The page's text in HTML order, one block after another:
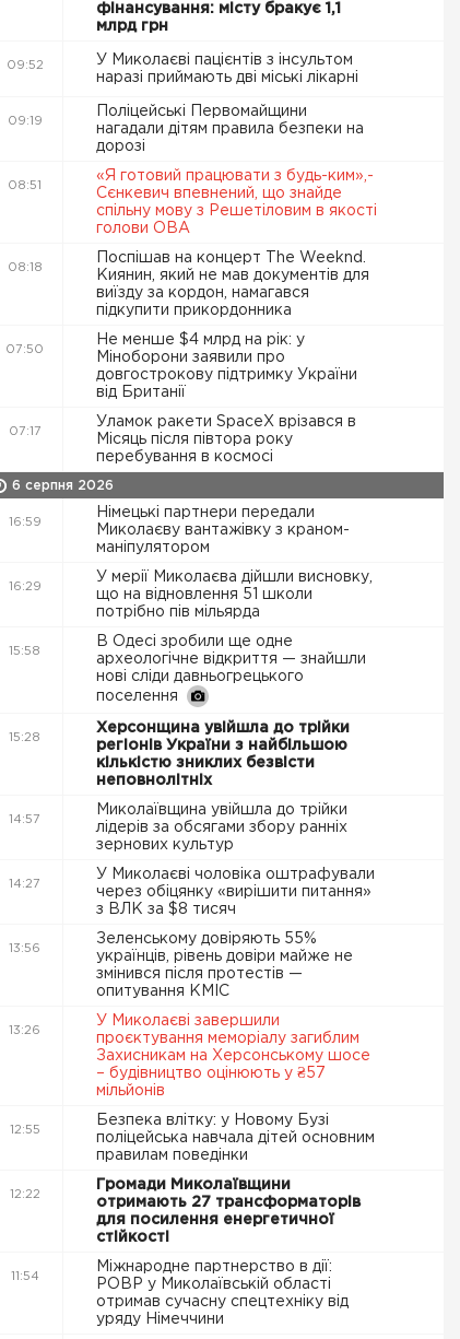
фінансування: місту бракує 1,1
млрд грн
09:52
У Миколаєві пацієнтів з інсультом
наразі приймають дві міські лікарні
09:19
Поліцейські Первомайщини
нагадали дітям правила безпеки на
дорозі
08:51
«Я готовий працювати з будь-ким»,-
Сєнкевич впевнений, що знайде
спільну мову з Решетіловим в якості
голови ОВА
08:18
Поспішав на концерт The Weeknd.
Киянин, який не мав документів для
виїзду за кордон, намагався
підкупити прикордонника
07:50
Не менше $4 млрд на рік: у
Міноборони заявили про
довгострокову підтримку України
від Британії
07:17
Уламок ракети SpaceX врізався в
Місяць після півтора року
перебування в космосі
6 серпня 2026
16:59
Німецькі партнери передали
Миколаєву вантажівку з краном-
маніпулятором
16:29
У мерії Миколаєва дійшли висновку,
що на відновлення 51 школи
потрібно пів мільярда
15:58
В Одесі зробили ще одне
археологічне відкриття — знайшли
нові сліди давньогрецького
поселення
15:28
Херсонщина увійшла до трійки
регіонів України з найбільшою
кількістю зниклих безвісти
неповнолітніх
14:57
Миколаївщина увійшла до трійки
лідерів за обсягами збору ранніх
зернових культур
14:27
У Миколаєві чоловіка оштрафували
через обіцянку «вирішити питання»
з ВЛК за $8 тисяч
13:56
Зеленському довіряють 55%
українців, рівень довіри майже не
змінився після протестів —
опитування КМІС
13:26
У Миколаєві завершили
проєктування меморіалу загиблим
Захисникам на Херсонському шосе
– будівництво оцінюють у ₴57
мільйонів
12:55
Безпека влітку: у Новому Бузі
поліцейська навчала дітей основним
правилам поведінки
12:22
Громади Миколаївщини
отримають 27 трансформаторів
для посилення енергетичної
стійкості
11:54
Міжнародне партнерство в дії:
РОВР у Миколаївській області
отримав сучасну спецтехніку від
уряду Німеччини